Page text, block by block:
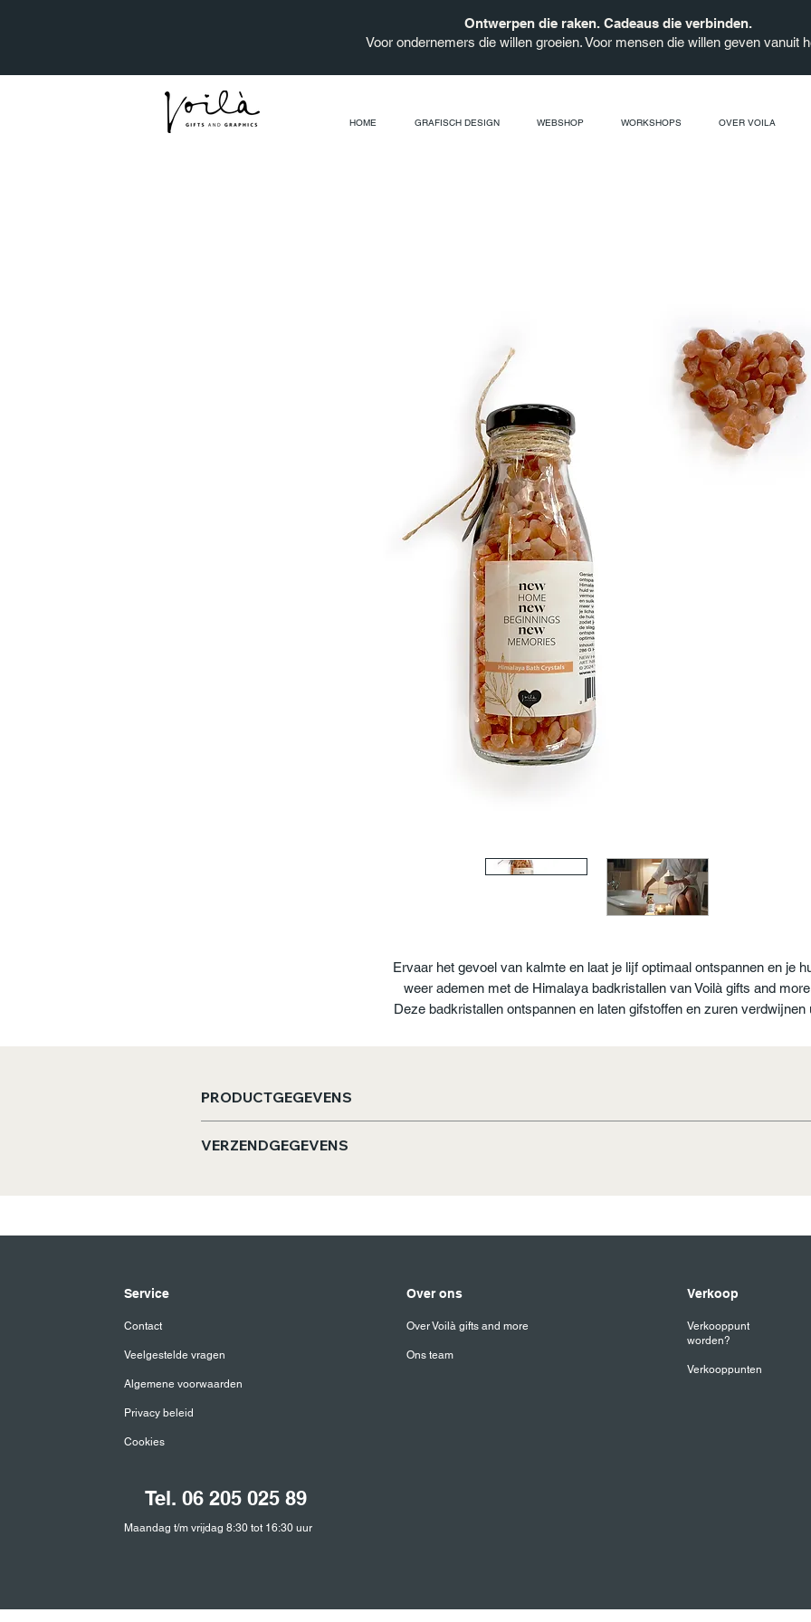
Ontwerpen die raken. Cadeaus die verbinden.
Voor ondernemers die willen groeien. Voor mensen die willen geven vanuit
HOME GRAFISCH DESIGN WEBSHOP WORKSHOPS OVER VOILA
Ervaar het gevoel van kalmte en laat je lijf optimaal ontspannen en je
weer ademen met de Himalaya badkristallen van Voilà gifts and
Deze badkristallen ontspannen en laten gifstoffen en zuren verdwijnen
PRODUCTGEGEVENS
Inhoud:286 gram zuivere Himalaya badkristallen
VERZENDGEGEVENS
Service
Contact
Veelgestelde vragen
Algemene voorwaarden
Privacy beleid
Cookies
Over ons
Over Voilà gifts and more
Ons team
Verkoop
Verkooppunt
worden?
Verkooppunten
Tel. 06 205 025 89
Maandag t/m vrijdag 8:30 tot 16:30 uur